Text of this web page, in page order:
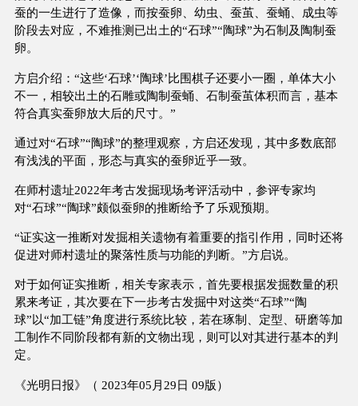
蚕的一生进行了造像，而按蚕卵、幼虫、蚕茧、蚕蛹、成虫等
阶段去对应，不难推测已出土的“石球”“陶球”为石制及陶制蚕
卵。
方启介绍：“这些‘石球’‘陶球’比围棋子还要小一圈，单体大小
不一，相较出土的石雕或陶制蚕蛹、石制蚕茧体积而言，基本
符合真实蚕卵放大后的尺寸。”
通过对“石球”“陶球”的整理观察，方启还发现，其中多数底部
有浅浅的平面，形态与真实的蚕卵近乎一致。
在师村遗址2022年考古发掘现场考评活动中，参评专家均
对“石球”“陶球”颇似蚕卵的推断给予了乐观预期。
“证实这一推断对发掘相关遗物有着重要的指引作用，同时还将
促进对师村遗址的聚落性质与功能的判断。”方启说。
对于如何证实推断，相关专家表示，首先要根据发掘数量的积
累来考证，其次要在下一步考古发掘中对这类“石球”“陶
球”以“加工链”角度进行系统比较，若在琢制、定型、研磨等加
工制作不同阶段都有新的文物出现，则可以对其进行基本的判
定。
《光明日报》（ 2023年05月29日 09版）